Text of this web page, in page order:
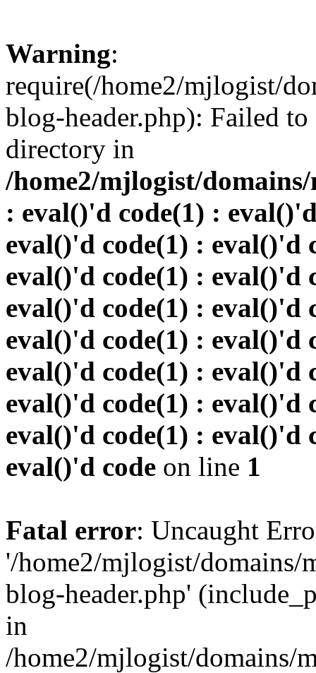
Warning:
require(/home2/mjlogist/
blog-header.php): Failed
directory in
/home2/mjlogist/
: eval()'d code(1) :
eval()'d code(1) : eval()'d
eval()'d code(1) : eval()'d
eval()'d code(1) : eval()'d
eval()'d code(1) : eval()'d
eval()'d code(1) : eval()'d
eval()'d code(1) : eval()'d
eval()'d code(1) : eval()'d
eval()'d code on line 1
Fatal error: Uncaught
'/home2/mjlogist/
blog-header.php'
in
/home2/mjlogist/domains/